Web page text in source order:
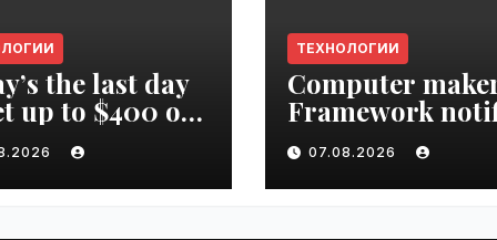
the last day
up to $400 off
2026 ticket |
ТЕХНОЛОГИИ
Computer
Framework
‘all customers’ of
data breach |
VseTime.ru
07.08.2026